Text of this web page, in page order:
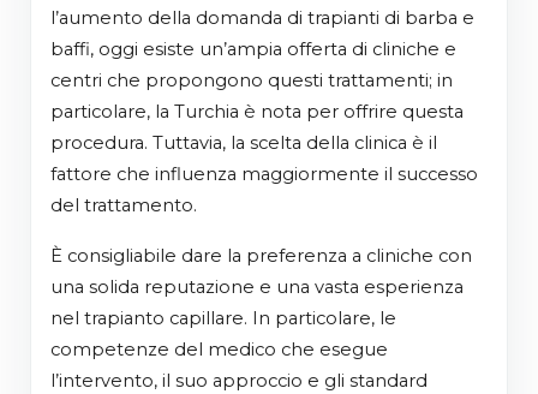
l’aumento della domanda di trapianti di barba e
baffi, oggi esiste un’ampia offerta di cliniche e
centri che propongono questi trattamenti; in
particolare, la Turchia è nota per offrire questa
procedura. Tuttavia, la scelta della clinica è il
fattore che influenza maggiormente il successo
del trattamento.
È consigliabile dare la preferenza a cliniche con
una solida reputazione e una vasta esperienza
nel trapianto capillare. In particolare, le
competenze del medico che esegue
l’intervento, il suo approccio e gli standard